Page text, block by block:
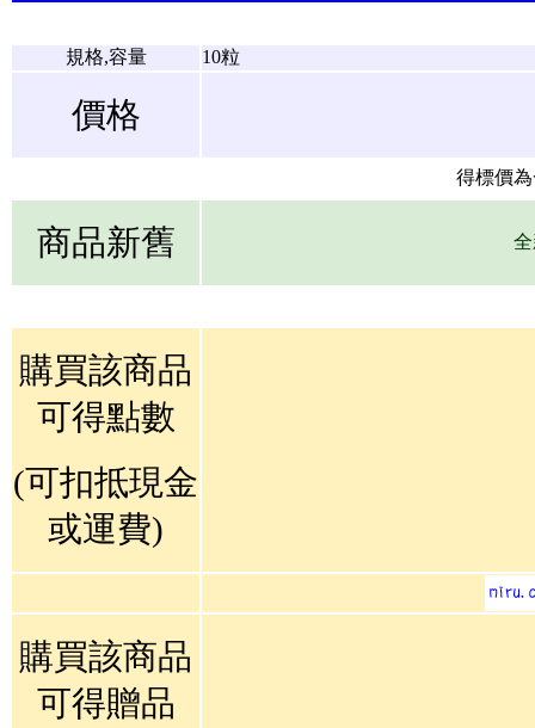
規格,容量 10粒
價格
得標價
商品新舊
購買該商品
可得點數
(可扣抵現金
或運費)
購買該商品
可得贈品